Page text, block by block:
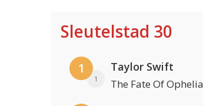
Sleutelstad 30
1
1
Taylor Swift
The Fate Of Ophelia